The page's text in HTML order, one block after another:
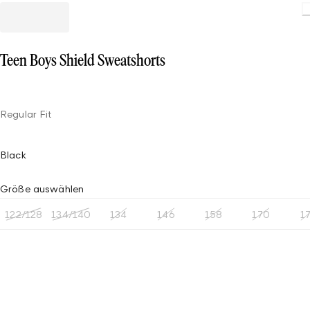
Teen Boys Shield Sweatshorts
Regular Fit
Black
Größe auswählen
122/128 134/140 134 146 158 170